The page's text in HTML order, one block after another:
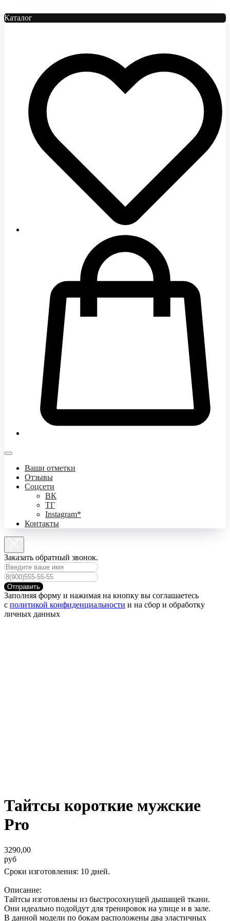
Каталог
Ваши отметки
Отзывы
Соцсети
ВК
ТГ
Instagram*
Контакты
Заказать обратный звонок.
Отправить
Заполняя форму и нажимая на кнопку вы соглашаетесь
с политикой конфиденциальности и на сбор и обработку
личных данных
Тайтсы короткие мужские
Pro
3290,00
руб
Сроки изготовления: 10 дней.
Описание:
Тайтсы изготовлены из быстросохнущей дышащей ткани.
Они идеально подойдут для тренировок на улице и в зале.
В данной модели по бокам расположены два эластичных